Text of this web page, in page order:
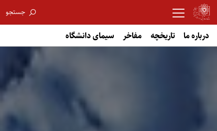
جستجو
درباره ما تاریخچه مفاخر سیمای دانشگاه